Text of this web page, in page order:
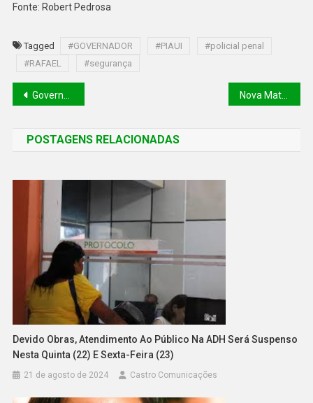
Fonte: Robert Pedrosa
Tagged #GOVERNADOR #PIAUI
#policial penal
#RAFAEL
#segurança
Governo do Estado e Finep assinam acordo para investir R$ 20 milhões em startups do Piauí
POSTAGENS RELACIONADAS
Devido Obras, Atendimento Ao Público Na ADH Será Suspenso
Nesta Quinta (22) E Sexta-Feira (23)
21 de agosto de 2024 Castro Comunicações